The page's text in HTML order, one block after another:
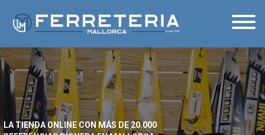
LA TIENDA ONLINE CON MÁS DE 20.000